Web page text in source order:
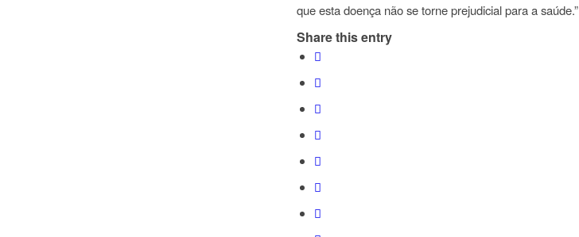
que esta doença não se torne prejudicial para a saúde.”
Share this entry